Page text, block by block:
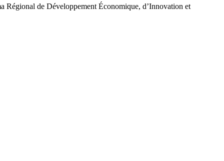
Régional de Développement Économique, d’Innovation et